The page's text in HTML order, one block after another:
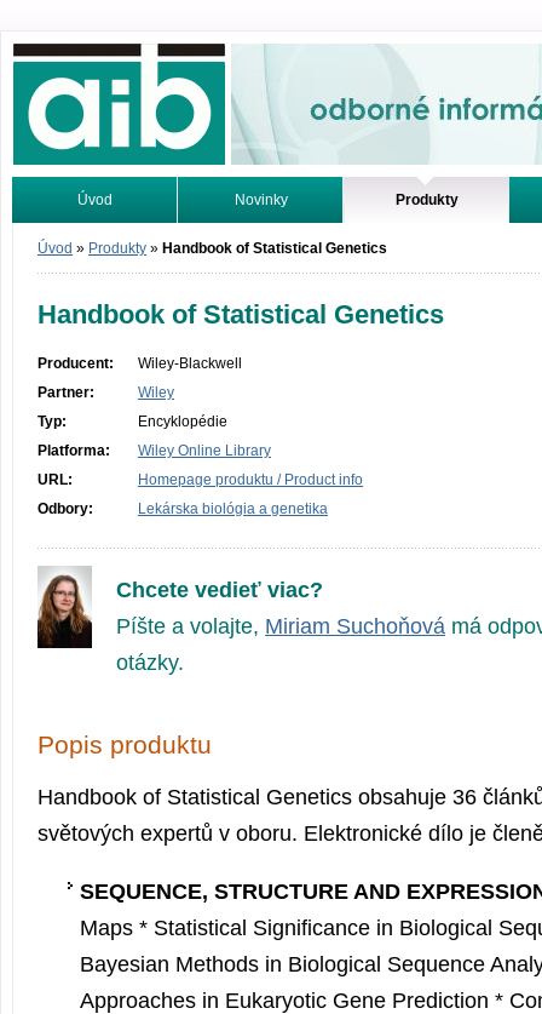
Odborné informácie. Online.
Úvod Novinky Produkty
Vyhľadávanie Tutoriály
Úvod » Produkty » Handbook of Statistical Genetics
Handbook of Statistical Genetics
Producent:
Wiley-Blackwell
Partner:
Wiley
Typ:
Encyklopédie
Platforma:
Wiley Online Library
URL:
Homepage produktu / Product info
Odbory:
Lekárska biológia a genetika
Chcete vedieť viac?
Píšte a volajte, Miriam Suchoňová má
otázky.
Popis produktu
Handbook of Statistical Genetics obsahuje 36
světových expertů v oboru. Elektronické dílo je
SEQUENCE, STRUCTURE AND
Maps * Statistical Significance in Biological
Bayesian Methods in Biological Sequence
Approaches in Eukaryotic Gene Prediction *